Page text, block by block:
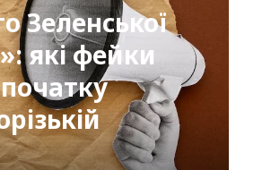
Зеленської
які фейки